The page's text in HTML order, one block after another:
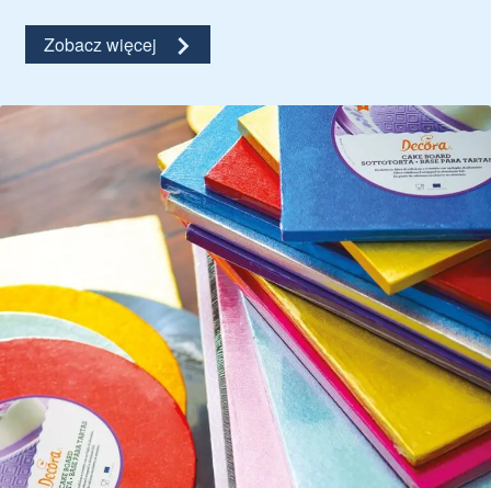
Zobacz więcej